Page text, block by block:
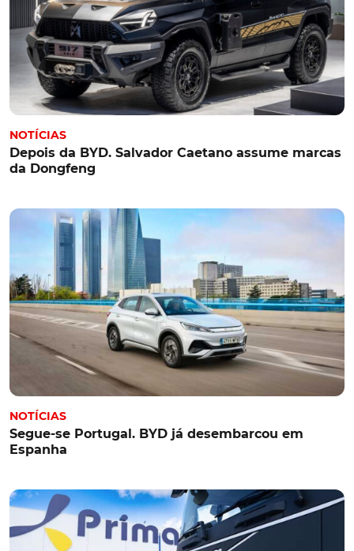
NOTÍCIAS
Depois da BYD. Salvador Caetano assume marcas
da Dongfeng
NOTÍCIAS
Segue-se Portugal. BYD já desembarcou em
Espanha